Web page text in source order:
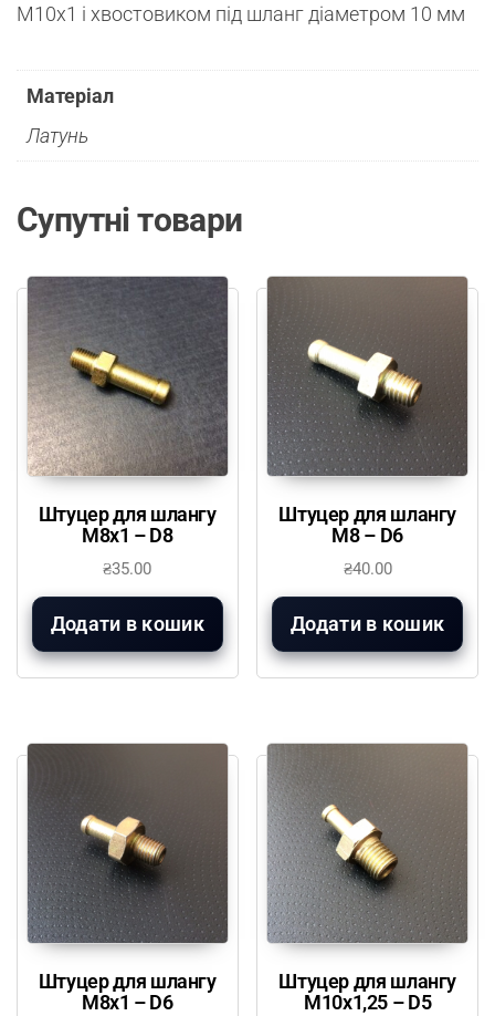
М10х1 і хвостовиком під шланг діаметром 10 мм
Матеріал
Латунь
Супутні товари
Штуцер для шлангу
М8х1 – D8
₴35.00
Додати в кошик
Штуцер для шлангу
М8 – D6
₴40.00
Додати в кошик
Штуцер для шлангу
М8х1 – D6
Штуцер для шлангу
М10х1,25 – D5